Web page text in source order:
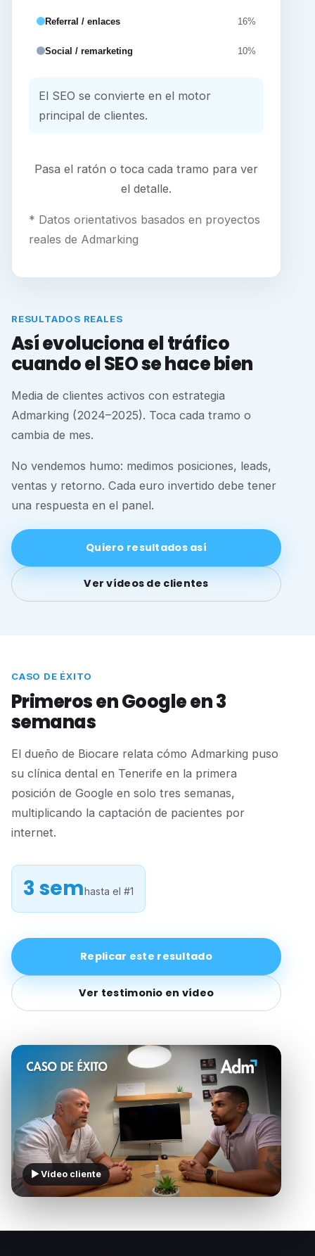
Referral / enlaces 16%
Social / remarketing 10%
El SEO se convierte en el motor
principal de clientes.
Pasa el ratón o toca cada tramo para ver
el detalle.
* Datos orientativos basados en proyectos
reales de Admarking
RESULTADOS REALES
Así evoluciona el tráfico
cuando el SEO se hace bien
Media de clientes activos con estrategia
Admarking (2024–2025). Toca cada tramo o
cambia de mes.
No vendemos humo: medimos posiciones, leads,
ventas y retorno. Cada euro invertido debe tener
una respuesta en el panel.
Quiero resultados así
Ver vídeos de clientes
CASO DE ÉXITO
Primeros en Google en 3
semanas
El dueño de Biocare relata cómo Admarking puso
su clínica dental en Tenerife en la primera
posición de Google en solo tres semanas,
multiplicando la captación de pacientes por
internet.
3 semhasta el #1
Replicar este resultado
Ver testimonio en vídeo
▶ Vídeo cliente